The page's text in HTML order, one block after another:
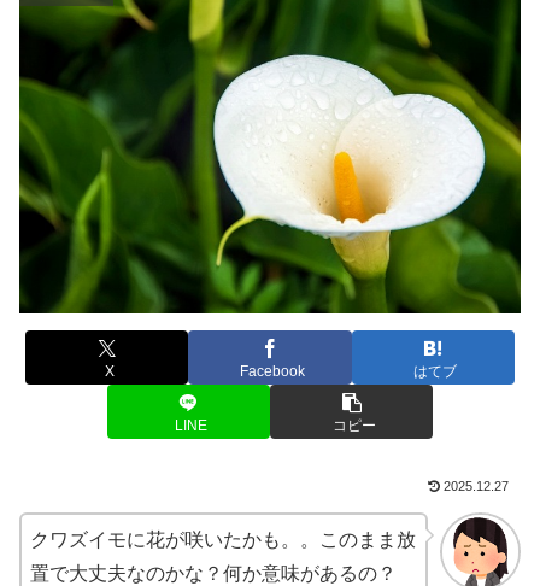
X Facebook はてブ
LINE コピー
2025.12.27
クワズイモに花が咲いたかも。。このまま放
置で大丈夫なのかな？何か意味があるの？